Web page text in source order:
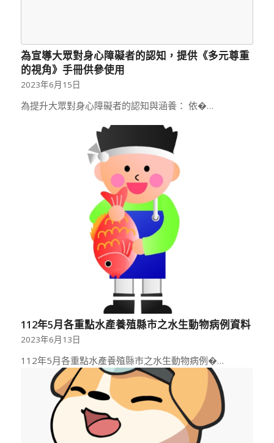
為宣導大眾對身心障礙者的認知，提供《多元尊重
的視角》手冊供參使用
2023年6月15日
為提升大眾對身心障礙者的認知與涵養： 依�…
112年5月各重點水產養殖縣市之水生動物病例資料
2023年6月13日
112年5月各重點水產養殖縣市之水生動物病例�…